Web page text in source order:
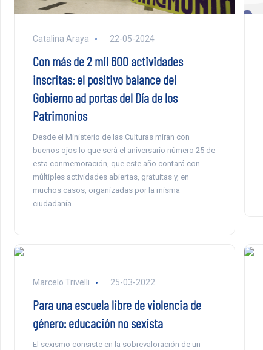
Catalina Araya 22-05-2024
Con más de 2 mil 600 actividades
inscritas: el positivo balance del
Gobierno ad portas del Día de los
Patrimonios
Desde el Ministerio de las Culturas miran con
buenos ojos lo que será el aniversario número 25 de
esta conmemoración, que este año contará con
múltiples actividades abiertas, gratuitas y, en
muchos casos, organizadas por la misma
ciudadanía.
Marcelo Trivelli 25-03-2022
Para una escuela libre de violencia de
género: educación no sexista
El sexismo consiste en la sobrevaloración de un